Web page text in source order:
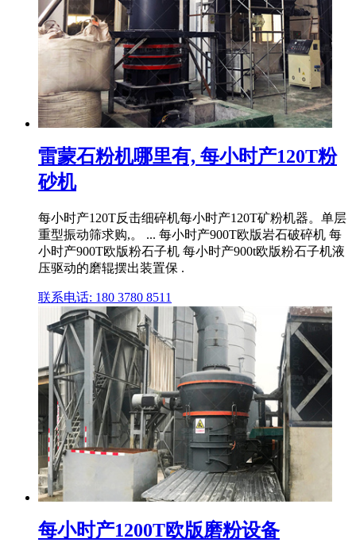
雷蒙石粉机哪里有, 每小时产120T粉
砂机
每小时产120T反击细碎机每小时产120T矿粉机器。单层
重型振动筛求购,。 ... 每小时产900T欧版岩石破碎机 每
小时产900T欧版粉石子机 每小时产900t欧版粉石子机液
压驱动的磨辊摆出装置保 .
联系电话: 180 3780 8511
每小时产1200T欧版磨粉设备